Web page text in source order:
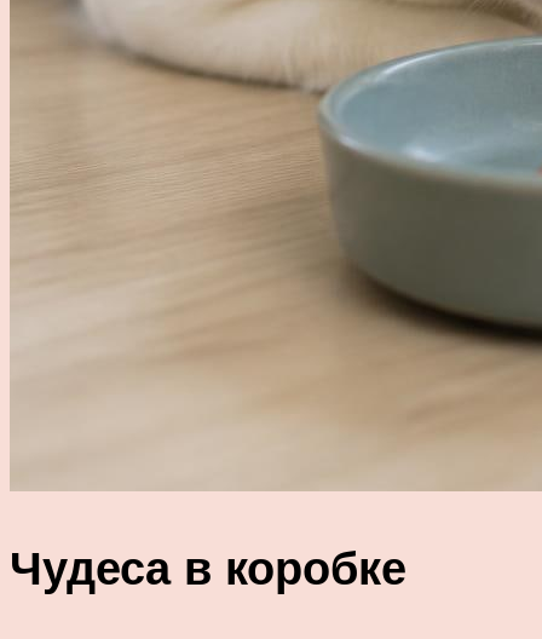
Чудеса в коробке